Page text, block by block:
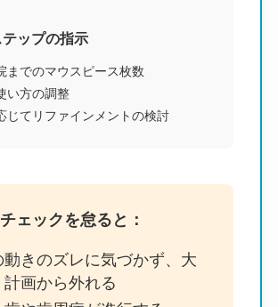
ップの指示
までのマウスピース枚数
い方の調整
じてリファインメントの検討
ェックを怠ると：
動きのズレに気づかず、大
計画から外れる